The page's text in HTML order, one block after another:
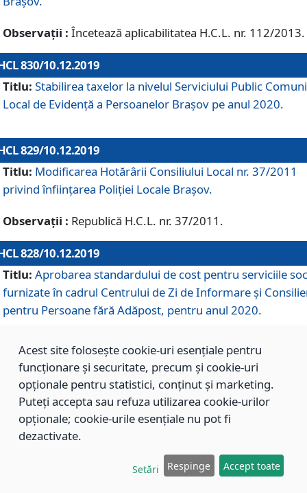
Observații : Încetează aplicabilitatea H.C.L. nr. 112/2013.
830/10.12.2019
Titlu: Stabilirea taxelor la nivelul Serviciului Public
Local de Evidenţă a Persoanelor Braşov pe anul 2020.
829/10.12.2019
Titlu: Modificarea Hotărârii Consiliului Local nr. 37/2011
privind înființarea Poliției Locale Brașov.
Observații : Republică H.C.L. nr. 37/2011.
828/10.12.2019
Titlu: Aprobarea standardului de cost pentru serviciile
furnizate în cadrul Centrului de Zi de Informare și
pentru Persoane fără Adăpost, pentru anul 2020.
827/10.12.2019
Aprobarea standardului de cost pentru serviciile
furnizate în cadrul Centrului Rezidențial pentru Persoane
Adăpost, pentru anul 2020.
Aprobarea standardului de cost pentru serviciile
Acest site folosește cookie-uri esențiale pentru
funcționare și securitate, precum și cookie-uri
opționale pentru statistici, conținut și marketing.
Puteți accepta sau refuza utilizarea cookie-urilor
opționale; cookie-urile esențiale nu pot fi
dezactivate.
Setări Respinge Accept toate